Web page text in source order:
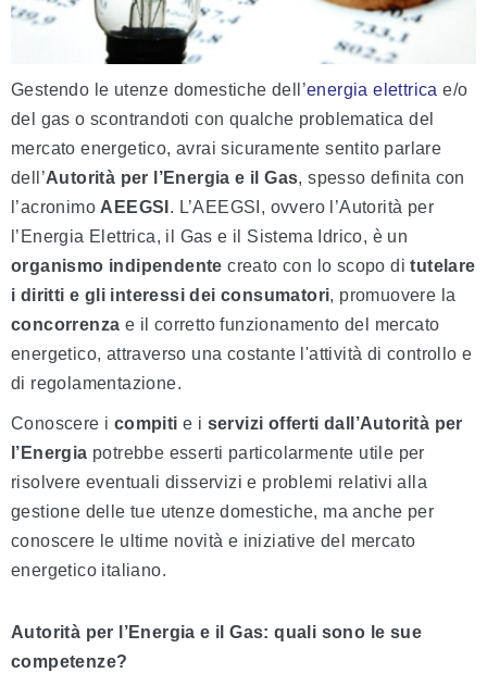
Gestendo le utenze domestiche dell’energia elettrica e/o
del gas o scontrandoti con qualche problematica del
mercato energetico, avrai sicuramente sentito parlare
dell’Autorità per l’Energia e il Gas, spesso definita con
l’acronimoAEEGSI . L’AEEGSI, ovvero l’Autorità per
l’Energia Elettrica, il Gas e il Sistema Idrico, è un
organismo indipendente creato con lo scopo ditutelare
i diritti e gli interessi dei consumatori, promuovere la
concorrenza e il corretto funzionamento del mercato
energetico, attraverso una costante l'attività di controllo e
di regolamentazione.
Conoscere i compitie i servizi offerti dall’Autorità per
l’Energia potrebbe esserti particolarmente utile per
risolvere eventuali disservizi e problemi relativi alla
gestione delle tue utenze domestiche, ma anche per
conoscere le ultime novità e iniziative del mercato
energetico italiano.
Autorità per l’Energia e il Gas: quali sono le sue
competenze?